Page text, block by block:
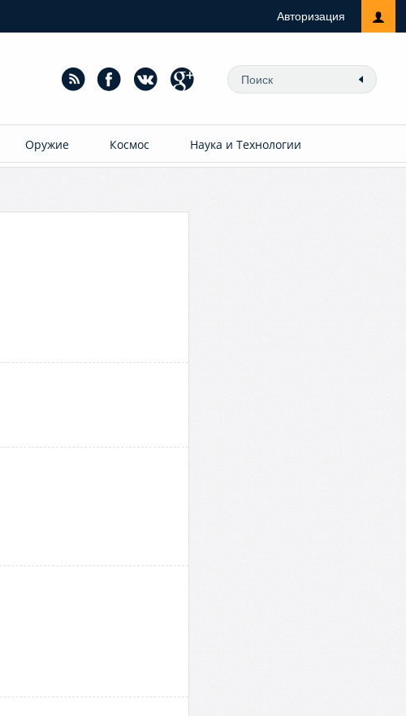
Авторизация
Оружие Космос Наука и Технологии